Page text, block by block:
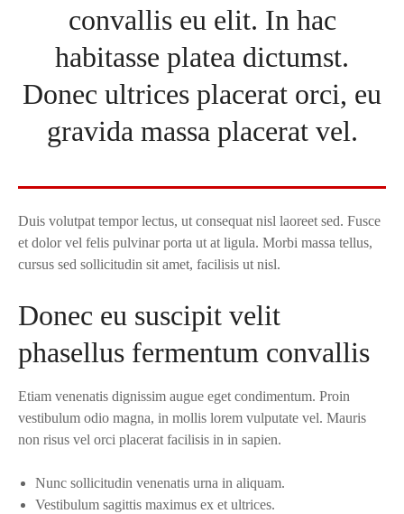
convallis eu elit. In hac
habitasse platea dictumst.
Donec ultrices placerat orci, eu
gravida massa placerat vel.
Duis volutpat tempor lectus, ut consequat nisl laoreet sed. Fusce
et dolor vel felis pulvinar porta ut at ligula. Morbi massa tellus,
cursus sed sollicitudin sit amet, facilisis ut nisl.
Donec eu suscipit velit
phasellus fermentum convallis
Etiam venenatis dignissim augue eget condimentum. Proin
vestibulum odio magna, in mollis lorem vulputate vel. Mauris
non risus vel orci placerat facilisis in in sapien.
Nunc sollicitudin venenatis urna in aliquam.
Vestibulum sagittis maximus ex et ultrices.